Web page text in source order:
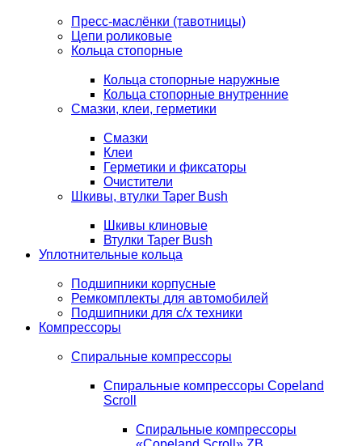
Пресс-маслёнки (тавотницы)
Цепи роликовые
Кольца стопорные
Кольца стопорные наружные
Кольца стопорные внутренние
Смазки, клеи, герметики
Смазки
Клеи
Герметики и фиксаторы
Очистители
Шкивы, втулки Taper Bush
Шкивы клиновые
Втулки Taper Bush
Уплотнительные кольца
Подшипники корпусные
Ремкомплекты для автомобилей
Подшипники для с/х техники
Компрессоры
Спиральные компрессоры
Спиральные компрессоры Copeland
Scroll
Спиральные компрессоры